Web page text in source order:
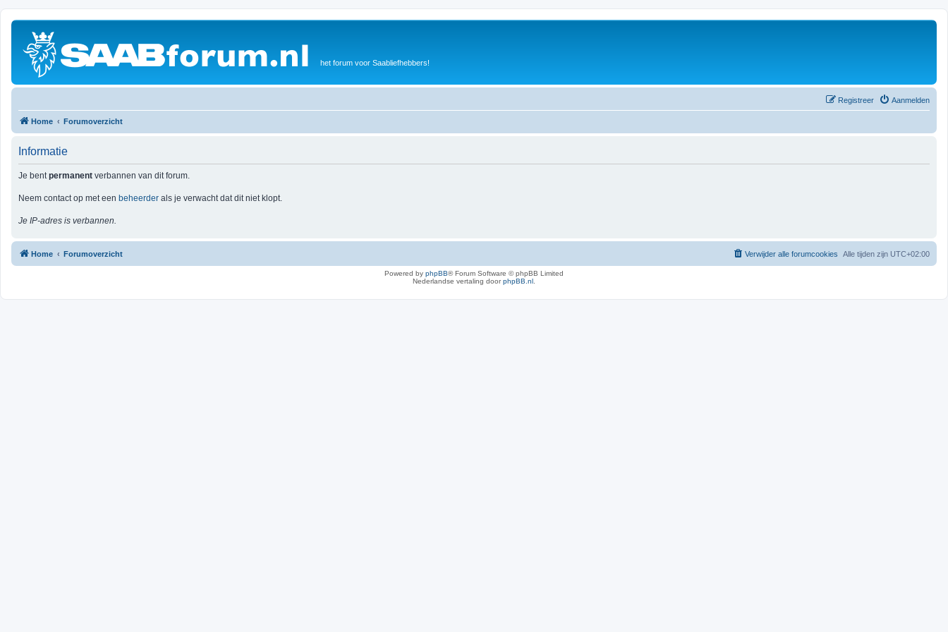
het forum voor Saabliefhebbers!
Aanmelden
Registreer
Home Forumoverzicht
Informatie
Je bentpermanent verbannen van dit forum.
Neem contact op met een beheerder als je verwacht dat dit niet klopt.
Je IP-adres is verbannen.
Home Forumoverzicht Alle tijden zijn UTC+02:00
Verwijder alle forumcookies
Powered by phpBB® Forum Software © phpBB Limited
Nederlandse vertaling doorphpBB.nl